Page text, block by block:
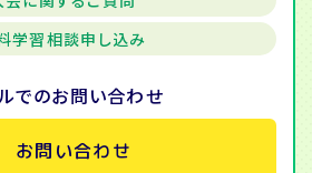
学習相談申し込み
でのお問い合わせ
お問い合わせ